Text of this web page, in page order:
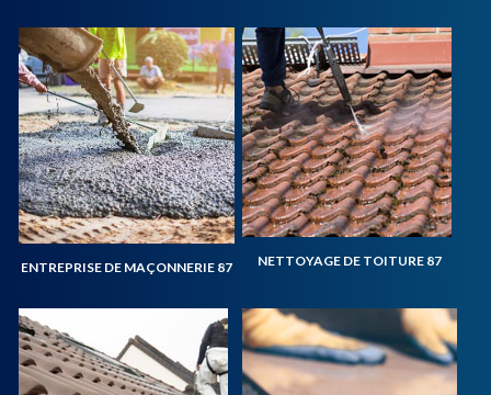
ENTREPRISE DE MAÇONNERIE 87 NETTOYAGE DE TOITURE 87